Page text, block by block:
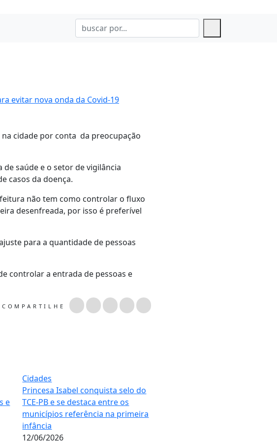
evitar nova onda da Covid-19
cidade por conta da preocupação
saúde e o setor de vigilância
casos da doença.
não tem como controlar o fluxo
desenfreada, por isso é preferível
para a quantidade de pessoas
controlar a entrada de pessoas e
COMPARTILHE
e
Cidades
Princesa Isabel conquista selo do
TCE-PB e se destaca entre os
municípios referência na primeira
infância
12/06/2026